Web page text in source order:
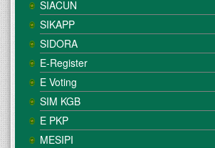
SIACUN
SIKAPP
SIDORA
E-Register
E Voting
SIM KGB
E PKP
MESIPI